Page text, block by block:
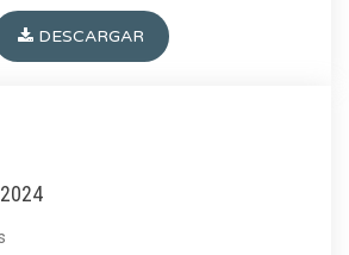
DESCARGAR